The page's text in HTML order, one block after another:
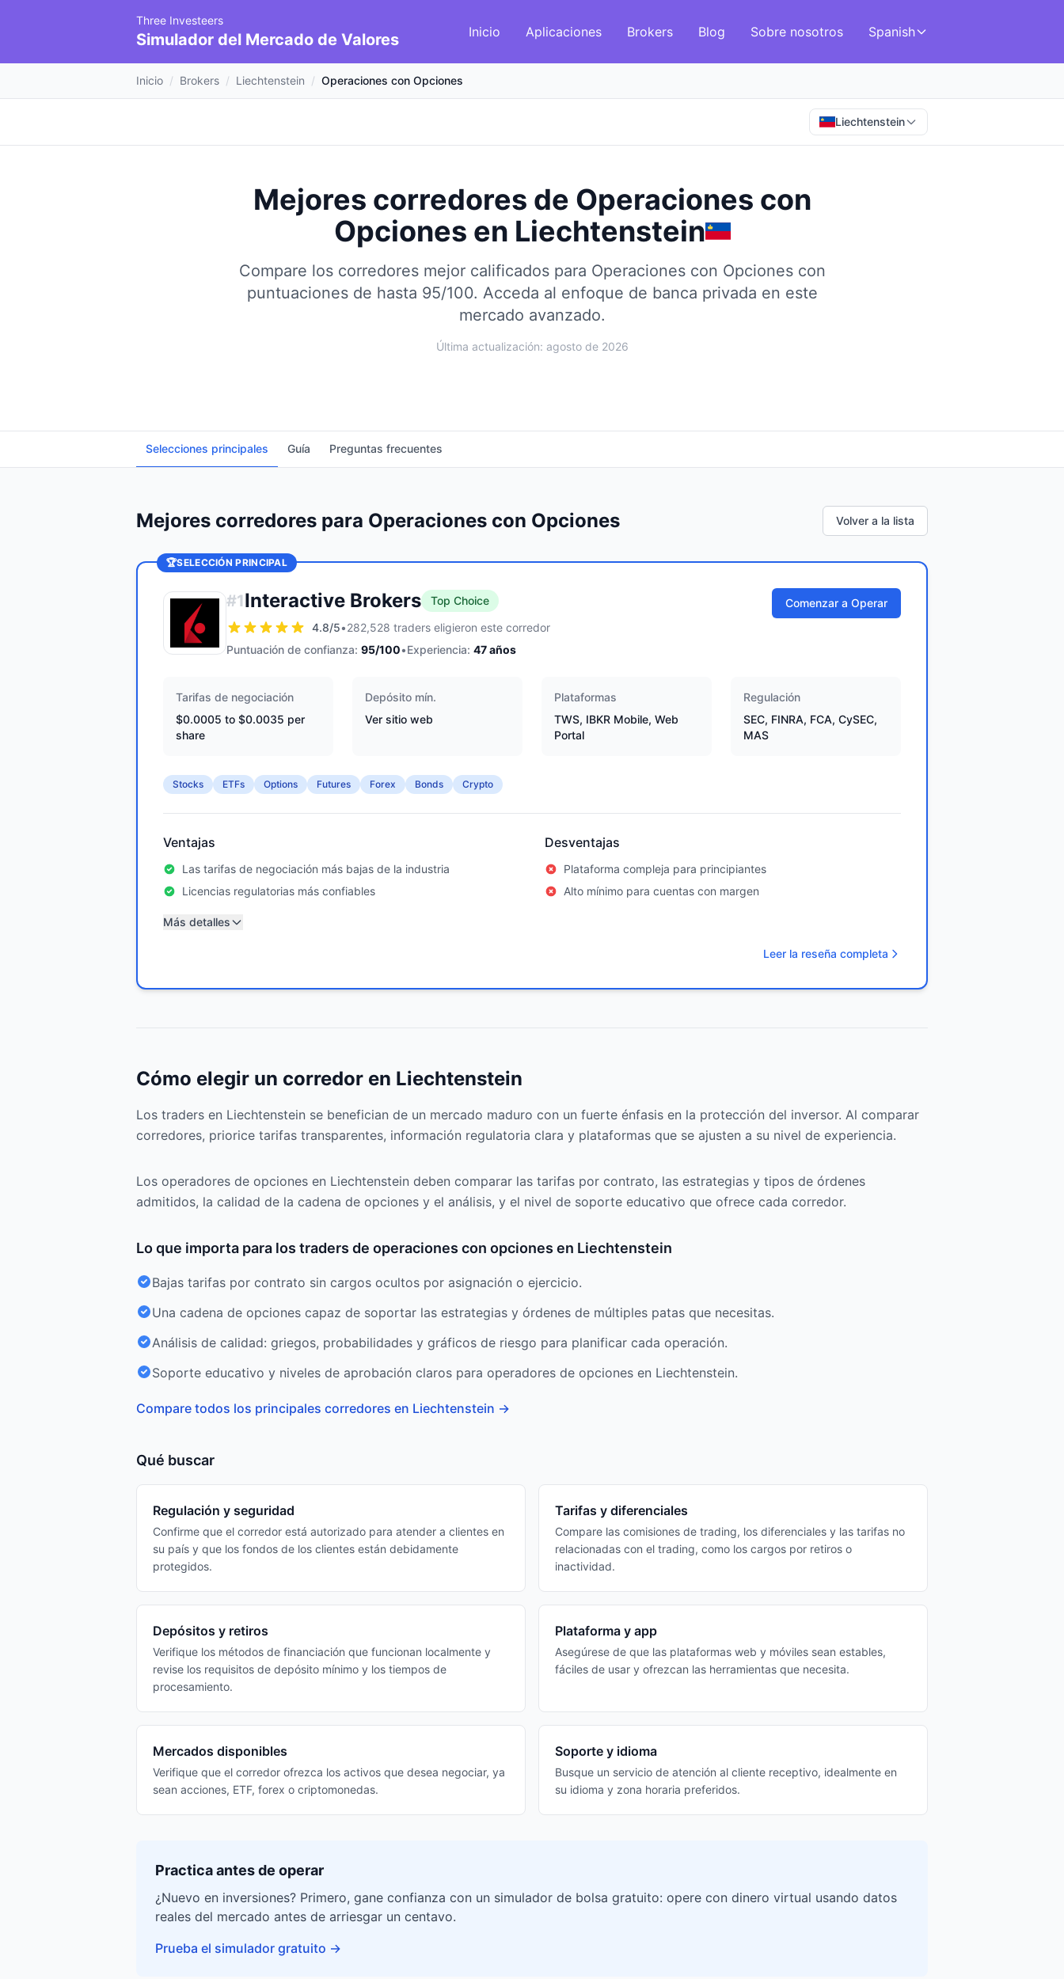
Three Investeers
Simulador del Mercado de Valores Inicio Aplicaciones Brokers Blog Sobre nosotros Spanish
Inicio / Brokers / Liechtenstein / Operaciones con Opciones
Liechtenstein
Mejores corredores de Operaciones con
Opciones en Liechtenstein
Compare los corredores mejor calificados para Operaciones con Opciones con
puntuaciones de hasta 95/100. Acceda al enfoque de banca privada en este
mercado avanzado.
Última actualización: agosto de 2026
Selecciones principales Guía Preguntas frecuentes
Mejores corredores para Operaciones con Opciones Volver a la lista
🏆SELECCIÓN PRINCIPAL
#1Interactive Brokers
Top Choice
4.8/5•282,528 traders eligieron este corredor
Puntuación de confianza: 95/100•Experiencia: 47años
Comenzar a Operar
Tarifas de negociación
$0.0005 to $0.0035 per
share
Depósito mín.
Ver sitio web
Plataformas
TWS, IBKR Mobile, Web
Portal
Regulación
SEC, FINRA, FCA, CySEC,
MAS
Stocks ETFs Options Futures Forex Bonds Crypto
Ventajas
Las tarifas de negociación más bajas de la industria
Licencias regulatorias más confiables
Desventajas
Plataforma compleja para principiantes
Alto mínimo para cuentas con margen
Más detalles
Leer la reseña completa
Cómo elegir un corredor en Liechtenstein
Los traders en Liechtenstein se benefician de un mercado maduro con un fuerte énfasis en la protección del inversor. Al comparar
corredores, priorice tarifas transparentes, información regulatoria clara y plataformas que se ajusten a su nivel de experiencia.
Los operadores de opciones en Liechtenstein deben comparar las tarifas por contrato, las estrategias y tipos de órdenes
admitidos, la calidad de la cadena de opciones y el análisis, y el nivel de soporte educativo que ofrece cada corredor.
Lo que importa para los traders de operaciones con opciones en Liechtenstein
Bajas tarifas por contrato sin cargos ocultos por asignación o ejercicio.
Una cadena de opciones capaz de soportar las estrategias y órdenes de múltiples patas que necesitas.
Análisis de calidad: griegos, probabilidades y gráficos de riesgo para planificar cada operación.
Soporte educativo y niveles de aprobación claros para operadores de opciones en Liechtenstein.
Compare todos los principales corredores en Liechtenstein →
Qué buscar
Regulación y seguridad
Confirme que el corredor está autorizado para atender a clientes en
su país y que los fondos de los clientes están debidamente
protegidos.
Tarifas y diferenciales
Compare las comisiones de trading, los diferenciales y las tarifas no
relacionadas con el trading, como los cargos por retiros o
inactividad.
Depósitos y retiros
Verifique los métodos de financiación que funcionan localmente y
revise los requisitos de depósito mínimo y los tiempos de
procesamiento.
Plataforma y app
Asegúrese de que las plataformas web y móviles sean estables,
fáciles de usar y ofrezcan las herramientas que necesita.
Mercados disponibles
Verifique que el corredor ofrezca los activos que desea negociar, ya
sean acciones, ETF, forex o criptomonedas.
Soporte y idioma
Busque un servicio de atención al cliente receptivo, idealmente en
su idioma y zona horaria preferidos.
Practica antes de operar
¿Nuevo en inversiones? Primero, gane confianza con un simulador de bolsa gratuito: opere con dinero virtual usando datos
reales del mercado antes de arriesgar un centavo.
Prueba el simulador gratuito →